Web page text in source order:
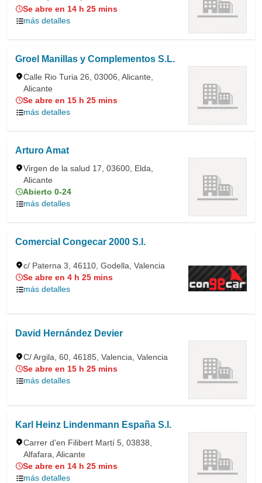
Se abre en 14 h 25 mins
más detalles
Groel Manillas y Complementos S.L.
Calle Rio Turia 26, 03006, Alicante,
Alicante
Se abre en 15 h 25 mins
más detalles
Arturo Amat
Virgen de la salud 17, 03600, Elda,
Alicante
Abierto 0-24
más detalles
Comercial Congecar 2000 S.l.
c/ Paterna 3, 46110, Godella, Valencia
Se abre en 4 h 25 mins
más detalles
David Hernández Devier
C/ Argila, 60, 46185, Valencia, Valencia
Se abre en 15 h 25 mins
más detalles
Karl Heinz Lindenmann España S.l.
Carrer d'en Filibert Martí 5, 03838,
Alfafara, Alicante
Se abre en 14 h 25 mins
más detalles